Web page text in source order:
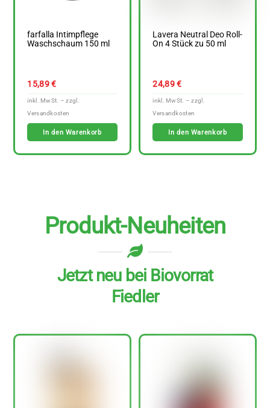
farfalla Intimpflege
Waschschaum 150 ml
15,89€
In den Warenkorb
Lavera Neutral Deo Roll-
On 4 Stück zu 50 ml
24,89€
In den Warenkorb
Produkt-Neuheiten
Jetzt neu bei Biovorrat
Fiedler